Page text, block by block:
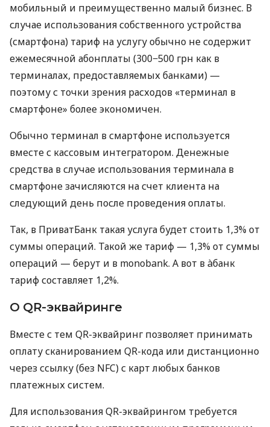
мобильный и преимущественно малый бизнес. В
случае использования собственного устройства
(смартфона) тариф на услугу обычно не содержит
ежемесячной абонплаты (300−500 грн как в
терминалах, предоставляемых банками) —
поэтому с точки зрения расходов «терминал в
смартфоне» более экономичен.
Обычно терминал в смартфоне используется
вместе с кассовым интегратором. Денежные
средства в случае использования терминала в
смартфоне зачисляются на счет клиента на
следующий день после проведения оплаты.
Так, в ПриватБанк такая услуга будет стоить 1,3% от
суммы операций. Такой же тариф — 1,3% от суммы
операций — берут и в monobank. А вот в àбанк
тариф составляет 1,2%.
О QR-эквайринге
Вместе с тем QR-эквайринг позволяет принимать
оплату сканированием QR-кода или дистанционно
через ссылку (без NFC) с карт любых банков
платежных систем.
Для использования QR-эквайрингом требуется